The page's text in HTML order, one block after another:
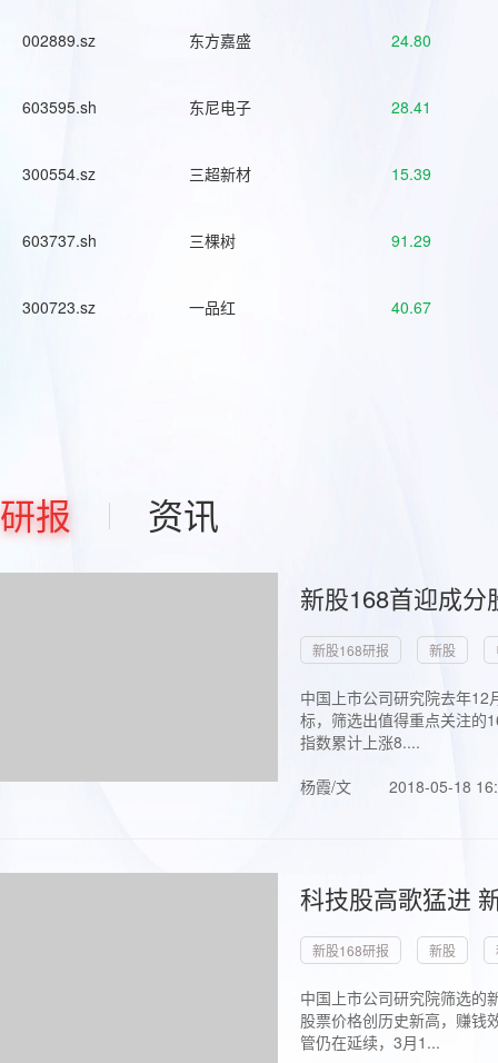
002889.sz 东方嘉盛 24.80
603595.sh 东尼电子 28.41
300554.sz 三超新材 15.39
603737.sh 三棵树 91.29
300723.sz 一品红 40.67
研报 资讯
新股168首迎成
新股168研报 新股
中国上市公司研究院去年
标，筛选出值得重点关注的
指数累计上涨8....
杨霞/文
2018-05-18
科技股高歌猛进
新股168研报 新股
中国上市公司研究院筛选的
股票价格创历史新高，赚钱
管仍在延续，3月1...